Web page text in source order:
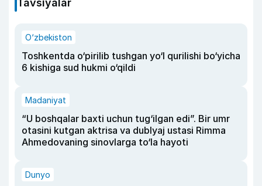
Tavsiyalar
O‘zbekiston
Toshkentda o‘pirilib tushgan yo‘l qurilishi bo‘yicha
6 kishiga sud hukmi o‘qildi
Madaniyat
“U boshqalar baxti uchun tug‘ilgan edi”. Bir umr
otasini kutgan aktrisa va dublyaj ustasi Rimma
Ahmedovaning sinovlarga to‘la hayoti
Dunyo